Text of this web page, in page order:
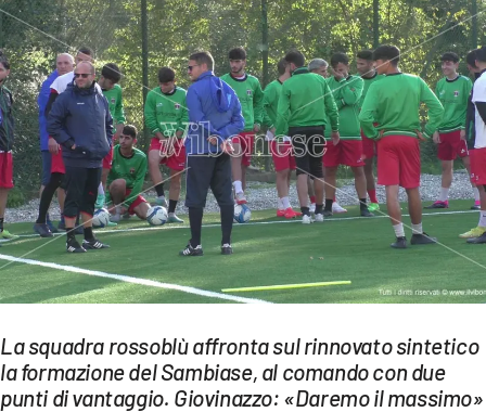
SOCIETÀ
CULTURA
ECONOMIA E LAVORO
EVENTI
SPORT
Streaming
LAC TV
LAC NETWORK
LAC ONAIR
La squadra rossoblù affronta sul rinnovato sintetico
la formazione del Sambiase, al comando con due
punti di vantaggio. Giovinazzo: «Daremo il massimo»